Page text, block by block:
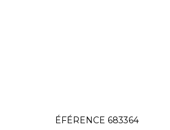
ÉFÉRENCE 683364